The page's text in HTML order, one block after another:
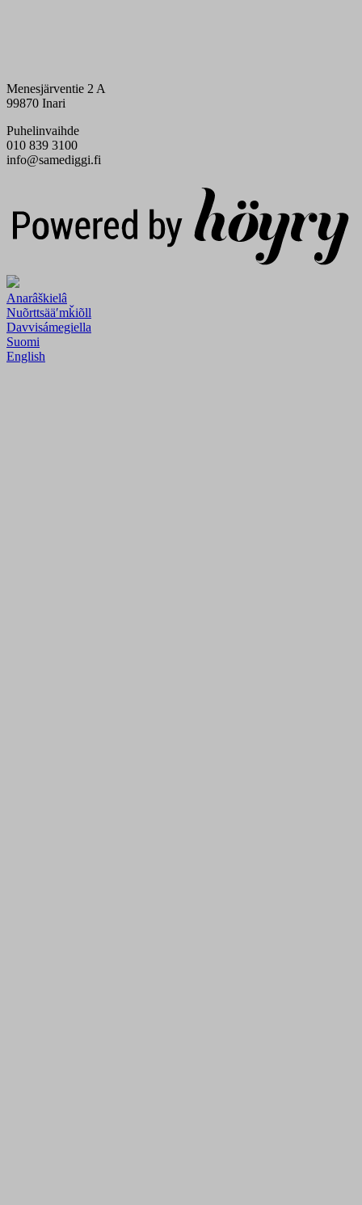
Menesjärventie 2 A
99870 Inari
Puhelinvaihde
010 839 3100
info@samediggi.fi
Anarâškielâ
Nuõrttsääʹmǩiõll
Davvisámegiella
Suomi
English